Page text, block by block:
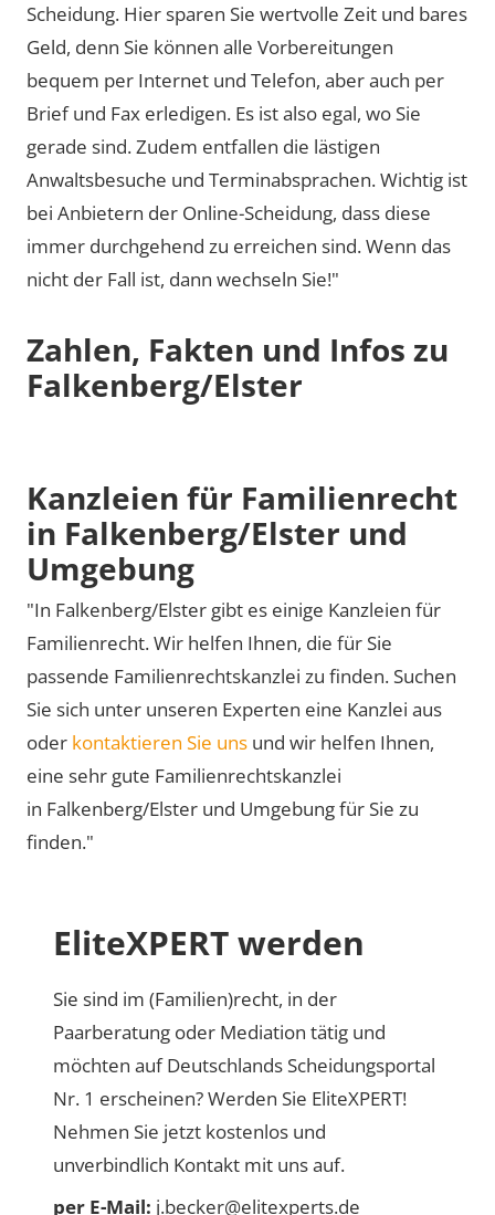
Scheidung. Hier sparen Sie wertvolle Zeit und bares
Geld, denn Sie können alle Vorbereitungen
bequem per Internet und Telefon, aber auch per
Brief und Fax erledigen. Es ist also egal, wo Sie
gerade sind. Zudem entfallen die lästigen
Anwaltsbesuche und Terminabsprachen. Wichtig ist
bei Anbietern der Online-Scheidung, dass diese
immer durchgehend zu erreichen sind. Wenn das
nicht der Fall ist, dann wechseln Sie!"
Zahlen, Fakten und Infos zu
Falkenberg/Elster
Kanzleien für Familienrecht
in Falkenberg/Elster und
Umgebung
"In Falkenberg/Elster gibt es einige Kanzleien für
Familienrecht. Wir helfen Ihnen, die für Sie
passende Familienrechtskanzlei zu finden. Suchen
Sie sich unter unseren Experten eine Kanzlei aus
oder kontaktieren Sie uns und wir helfen Ihnen,
eine sehr gute Familienrechtskanzlei
in Falkenberg/Elster und Umgebung für Sie zu
finden."
EliteXPERT werden
Sie sind im (Familien)recht, in der
Paarberatung oder Mediation tätig und
möchten auf Deutschlands Scheidungsportal
Nr. 1 erscheinen? Werden Sie EliteXPERT!
Nehmen Sie jetzt kostenlos und
unverbindlich Kontakt mit uns auf.
per E-Mail: j.becker@elitexperts.de